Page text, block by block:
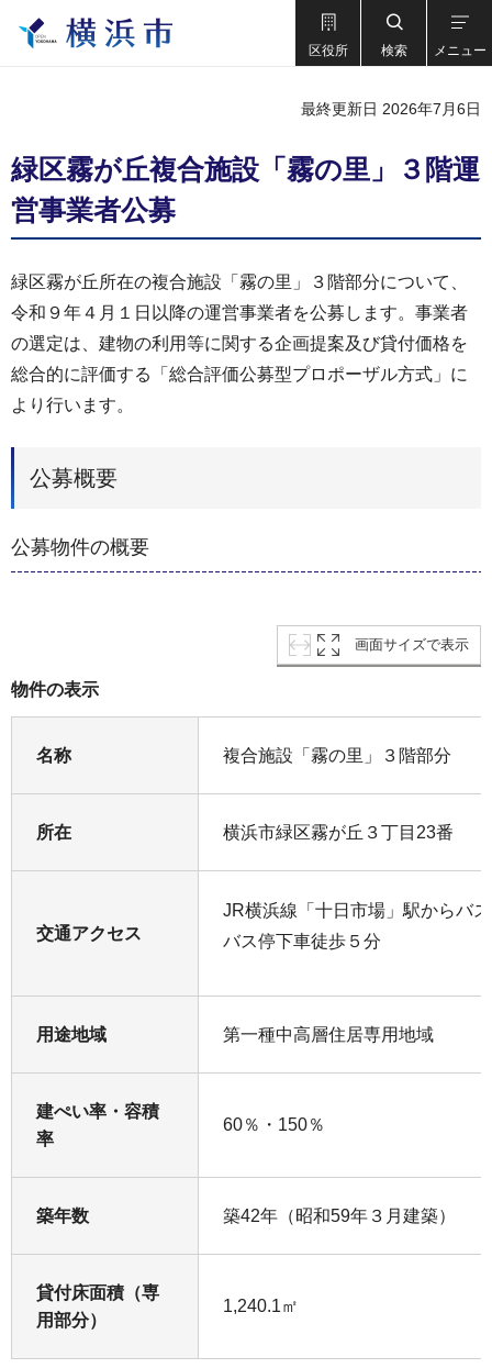
区役所 検索 メニュー
最終更新日 2026年7月6日
緑区霧が丘複合施設「霧の里」３階運
営事業者公募
緑区霧が丘所在の複合施設「霧の里」３階部分について、
令和９年４月１日以降の運営事業者を公募します。事業者
の選定は、建物の利用等に関する企画提案及び貸付価格を
総合的に評価する「総合評価公募型プロポーザル方式」に
より行います。
公募概要
公募物件の概要
画面サイズで表示
物件の表示
名称 複合施設「霧の里」３階部分
所在 横浜市緑区霧が丘３丁目23番
交通アクセス
JR横浜線「十日市場」駅からバ
バス停下車徒歩５分
用途地域 第一種中高層住居専用地域
建ぺい率・容積
率
60％・150％
築年数 築42年（昭和59年３月建築）
貸付床面積（専
用部分）
1,240.1㎡